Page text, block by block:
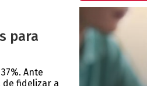
para
Ante
fidelizar a